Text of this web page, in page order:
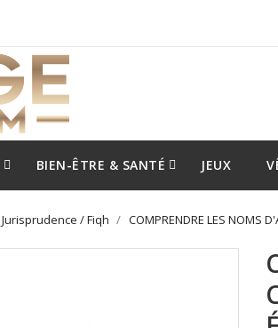
BIEN-ÊTRE & SANTÉ JEUX
Jurisprudence / Fiqh COMPRENDRE LES NOMS